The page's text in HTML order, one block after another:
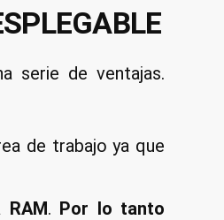
serie de ventajas.
de trabajo ya que
. Por lo tanto